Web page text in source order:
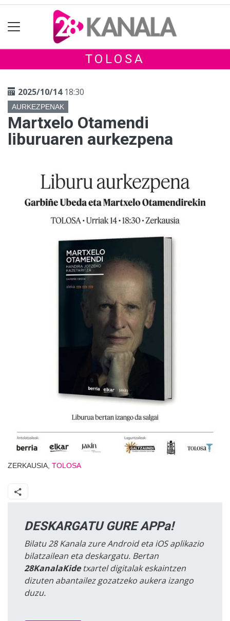
TOLOSA
2025/10/1418:30
AURKEZPENAK
Martxelo Otamendi
liburuaren aurkezpena
ZERKAUSIA, TOLOSA
DESKARGATU GURE APPa!
Bilatu 28 Kanala zure Android eta iOS aplikazio
bilatzailean eta deskargatu. Bertan
28KanalaKidetxartel digitalak eskaintzen
dizuten abantailez gozatzeko aukera izango
duzu.